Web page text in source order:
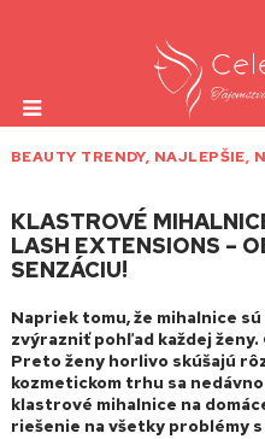
BEAUTY TRENDY, NAJLEPŠIE,
KLASTROVÉ
LASH EXTENSIONS –
SENZÁCIU!
Napriek tomu, že mihalnice
zvýrazniť pohľad každej ženy.
Preto ženy horlivo skúšajú
kozmetickom trhu sa
klastrové mihalnice na
riešenie na všetky problémy s